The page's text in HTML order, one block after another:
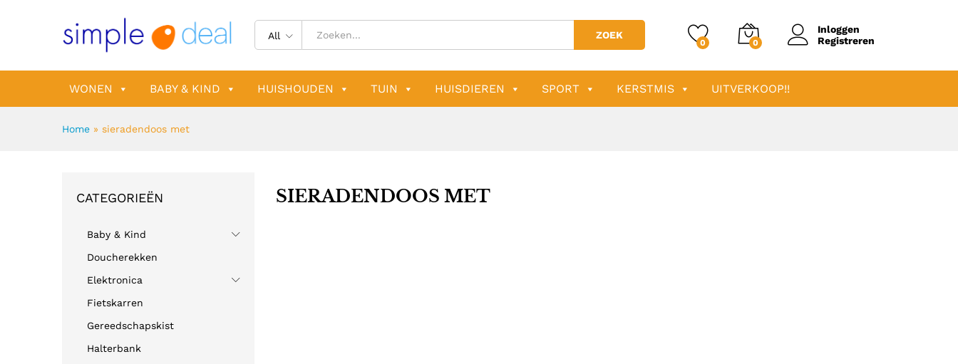
All ZOEK
0 0
Inloggen
Registreren
WONEN BABY & KIND HUISHOUDEN TUIN HUISDIEREN SPORT KERSTMIS UITVERKOOP!!
Home » sieradendoos met
SIERADENDOOS MET
CATEGORIEËN
Baby & Kind
Doucherekken
Elektronica
Fietskarren
Gereedschapskist
Halterbank